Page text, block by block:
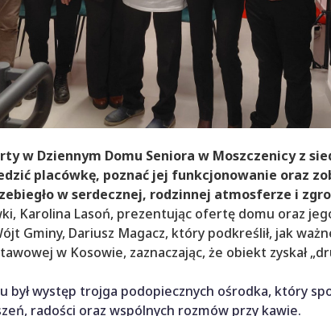
w Dziennym Domu Seniora w Moszczenicy z
placówkę, poznać jej funkcjonowanie oraz
w serdecznej, rodzinnej atmosferze i
Karolina Lasoń, prezentując ofertę domu oraz
Gminy, Dariusz Magacz, który podkreślił, jak
w Kosowie, zaznaczając, że obiekt zyskał
występ trojga podopiecznych ośrodka, który
radości oraz wspólnych rozmów przy kawie.